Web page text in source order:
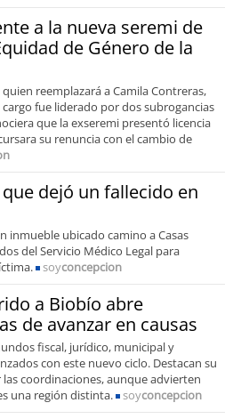
a la nueva seremi de
de Género de la
reemplazará a Camila Contreras,
fue liderado por dos subrogancias
que la exseremi presentó licencia
su renuncia con el cambio de
dejó un fallecido en
inmueble ubicado camino a Casas
del Servicio Médico Legal para
soyconcepcion
a Biobío abre
de avanzar en causas
fiscal, jurídico, municipal y
con este nuevo ciclo. Destacan su
coordinaciones, aunque advierten
una región distinta.
soyconcepcion